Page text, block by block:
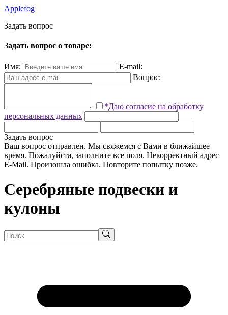
Applefog
Задать вопрос
Задать вопрос о товаре:
Имя:
E-mail:
Вопрос:
*Даю согласие на обработку
персональных данных
Задать вопрос
Ваш вопрос отправлен. Мы свяжемся с Вами в ближайшее
время. Пожалуйста, заполните все поля. Некорректный адрес
E-Mail. Произошла ошибка. Повторите попытку позже.
Серебряные подвески и
кулоны